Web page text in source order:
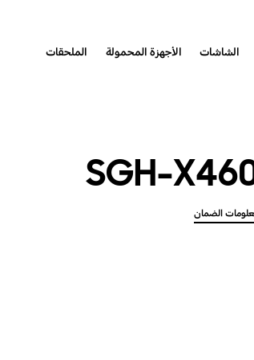
الشاشات الأجهزة المحمولة الملحقات
SGH-
الضمان